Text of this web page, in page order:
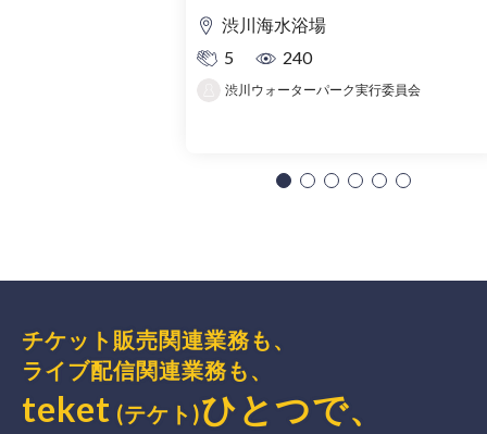
渋川海水浴場
5
240
渋川ウォーターパーク実行委員会
チケット販売関連業務も、
ライブ配信関連業務も、
teket (テケト)ひとつで、